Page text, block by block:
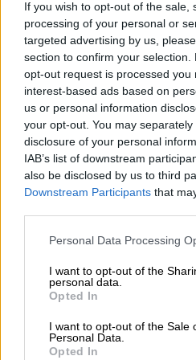
If you wish to opt-out of the sale,
processing of your personal or
targeted advertising by us,
section to confirm your
opt-out request is processed you
interest-based ads based on
us or personal information
your opt-out. You may
disclosure of your personal
IAB’s list of downstream
also be disclosed by us to third
Downstream Participants that
Please note that this website/
not limited to your visit or usage
grant or deny consent to Google
use your data for below
consent section.
Personal Data Processing
I want to opt-out of the
personal data.
Opted In
I want to opt-out of the Sale
Personal Data.
Opted In
που άνοιξε πυρ σε
Ειδικότερα, δεδομένων
κόρηςτου
υποστήριξε ότιη
μπορεί να αποτελέσει
πράξεις που του
είχε μιαέντονη
OPEN, είπε: «Δείχνει
θα έπρεπε να εκδηλώσει
που δοκιμάζεται. Το να
οικογενειακά ζητήματα
είναι σωστό
».
Παράλληλα, υποστήριξε